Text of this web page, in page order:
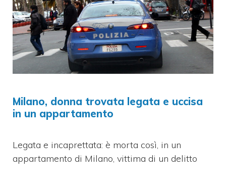
Milano, donna trovata legata e uccisa
in un appartamento
Legata e incaprettata: è morta così, in un
appartamento di Milano, vittima di un delitto